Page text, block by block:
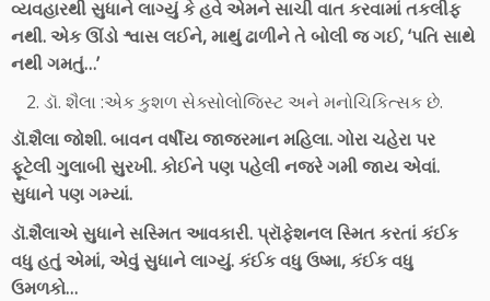
વ્યવહારથી સુધાને લાગ્યું કે હવે એમને સાચી વાત કરવામાં તકલીફ
નથી. એક ઊંડો શ્વાસ લઈને, માથું ઢાળીને તે બોલી જ ગઈ, ‘પતિ સાથે
નથી ગમતું…’
ડૉ. શૈલા :એક કુશળ સેક્સોલોજિસ્ટ અને મનોચિકિત્સક છે.
ડૉ.શૈલા જોશી. બાવન વર્ષીય જાજરમાન મહિલા. ગોરા ચહેરા પર
ફૂટેલી ગુલાબી સુરખી. કોઈને પણ પહેલી નજરે ગમી જાય એવાં.
સુધાને પણ ગમ્યાં.
ડૉ.શૈલાએ સુધાને સસ્મિત આવકારી. પ્રૉફેશનલ સ્મિત કરતાં કંઈક
વધુ હતું એમાં, એવું સુધાને લાગ્યું. કંઈક વધુ ઉષ્મા, કંઈક વધુ
ઉમળકો…